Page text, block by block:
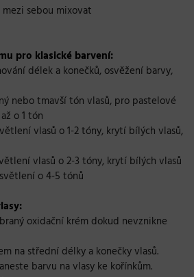
sebou mixovat
pro klasické barvení:
délek a konečků, osvěžení barvy,
nebo tmavší tón vlasů, pro pastelové
o 1 tón
vlasů o 1-2 tóny, krytí bílých vlasů,
vlasů o 2-3 tóny, krytí bílých vlasů
o 4-5 tónů
oxidační krém dokud nevznikne
na střední délky a konečky vlasů.
barvu na vlasy ke kořínkům.